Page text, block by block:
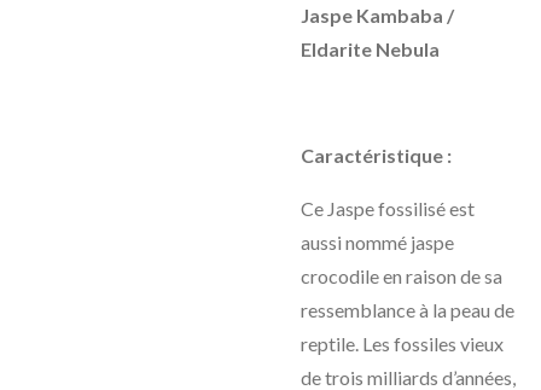
Jaspe Kambaba /
Eldarite Nebula
Caractéristique :
Ce Jaspe fossilisé est
aussi nommé jaspe
crocodile en raison de sa
ressemblance à la peau de
reptile. Les fossiles vieux
de trois milliards d’années,